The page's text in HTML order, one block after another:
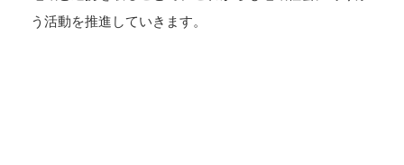
う活動を推進していきます。